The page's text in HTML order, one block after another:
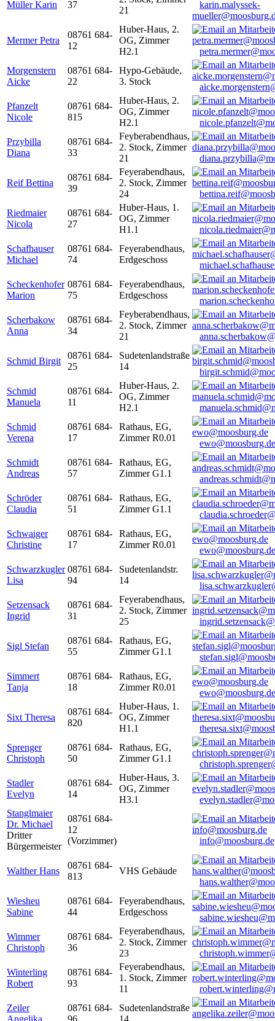
Müller Karin
37
21
karin.malyssek-
Mermer Petra
08761 684-
12
Huber-Haus, 2.
OG, Zimmer
H2.1
Morgenstern
Aicke
08761 684-
22
Hypo-Gebäude,
3. Stock
Pfanzelt
Nicole
08761 684-
815
Huber-Haus, 2.
OG, Zimmer
H2.1
Przybilla
Diana
08761 684-
33
Feyberabendhaus,
2. Stock, Zimmer
21
Reif Bettina
08761 684-
39
Feyerabendhaus,
2. Stock, Zimmer
24
Riedmaier
Nicola
08761 684-
27
Huber-Haus, 1.
OG, Zimmer
H1.1
Schafhauser
Michael
08761 684-
74
Feyerabendhaus,
Erdgeschoss
Scheckenhofer
Marion
08761 684-
75
Feyerabendhaus,
Erdgeschoss
Scherbakow
Anna
08761 684-
34
Feyberabendhaus,
2. Stock, Zimmer
21
Schmid Birgit
08761 684-
25
Sudetenlandstraße
14
Schmid
Manuela
08761 684-
11
Huber-Haus, 2.
OG, Zimmer
H2.1
Schmid
Verena
08761 684-
17
Rathaus, EG,
Zimmer R0.01
ewo@moosburg.de
Schmidt
Andreas
08761 684-
57
Rathaus, EG,
Zimmer G1.1
Schröder
Claudia
08761 684-
51
Rathaus, EG,
Zimmer G1.1
Schwaiger
Christine
08761 684-
17
Rathaus, EG,
Zimmer R0.01
ewo@moosburg.de
Schwarzkugler
Lisa
08761 684-
94
Sudetenlandstr.
14
Setzensack
Ingrid
08761 684-
31
Feyerabendhaus,
2. Stock, Zimmer
25
Sigl Stefan
08761 684-
55
Rathaus, EG,
Zimmer G1.1
Simmert
Tanja
08761 684-
18
Rathaus, EG,
Zimmer R0.01
ewo@moosburg.de
Sixt Theresa
08761 684-
820
Huber-Haus, 1.
OG, Zimmer
H1.1
Sprenger
Christoph
08761 684-
50
Rathaus, EG,
Zimmer G1.1
Stadler
Evelyn
08761 684-
14
Huber-Haus, 3.
OG, Zimmer
H3.1
Stanglmaier
Dr. Michael
Dritter
Bürgermeister
08761 684-
12
(Vorzimmer)
info@moosburg.de
Walther Hans
08761 684-
813
VHS Gebäude
Wiesheu
Sabine
08761 684-
44
Feyerabendhaus,
Erdgeschoss
Wimmer
Christoph
08761 684-
36
Feyerabendhaus,
2. Stock, Zimmer
23
Winterling
Robert
08761 684-
93
Feyerabendhaus,
1. Stock, Zimmer
11
Zeiler
Angelika
08761 684-
96
Sudetenlandstraße
14